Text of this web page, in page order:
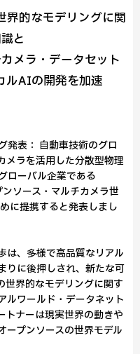
界的なモデリングに関
と
メラ・データセット
ルAIの開発を加速
表： 自動車技術のグロ
メラを活用した分散型物理
ローバル企業である
ソース・マルチカメラ世
に提携すると発表しまし
は、多様で高品質なリアル
りに後押しされ、新たな可
世界的なモデリングに関す
ワールド・データネット
トナーは現実世界の動きや
ープンソースの世界モデル